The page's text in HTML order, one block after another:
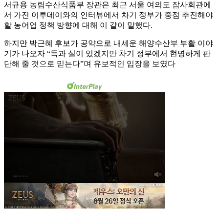
서규용 농림수산식품부 장관은 최근 서울 여의도 잠사회관에
서 가진 이투데이와의 인터뷰에서 차기 정부가 중점 추진해야
할 농어업 정책 방향에 대해 이 같이 말했다.
하지만 박근혜 후보가 공약으로 내세운 해양수산부 부활 이야
기가 나오자 “득과 실이 있겠지만 차기 정부에서 현명하게 판
단해 줄 것으로 믿는다”며 유보적인 입장을 보였다